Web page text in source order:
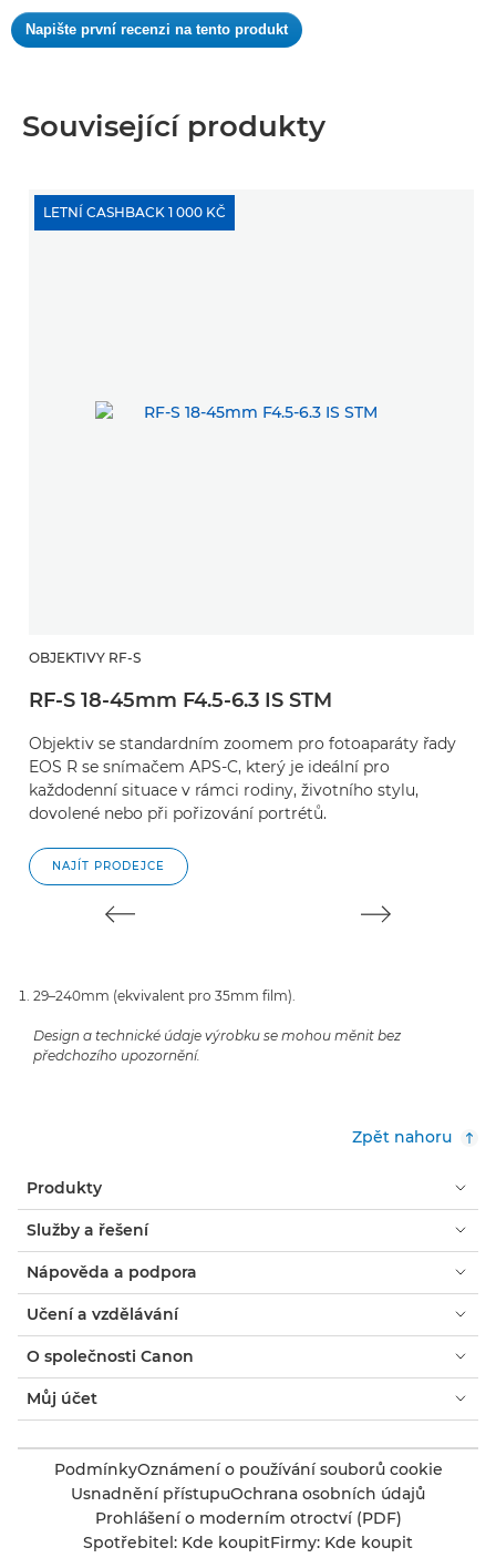
Žádná
hodnota
Napište první recenzi na tento produkt
.
otevře
dialogové
Související produkty
LETNÍ CASHBACK 1 000 KČ
OBJEKTIVY RF-S
RF-S 18-45mm F4.5-6.3 IS STM
Objektiv se standardním zoomem pro fotoaparáty řady
EOS R se snímačem APS-C, který je ideální pro
každodenní situace v rámci rodiny, životního stylu,
dovolené nebo při pořizování portrétů.
NAJÍT PRODEJCE
29–240mm (ekvivalent pro 35mm film).
Design a technické údaje výrobku se mohou měnit bez
předchozího upozornění.
Zpět nahoru
Produkty
Služby a řešení
Nápověda a podpora
Učení a vzdělávání
O společnosti Canon
Můj účet
PodmínkyOznámení o používání souborů cookie
Usnadnění přístupuOchrana osobních údajů
Prohlášení o moderním otroctví (PDF)
Spotřebitel: Kde koupitFirmy: Kde koupit